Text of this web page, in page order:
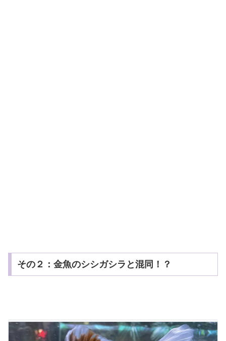
その２：金魚のシシガシラと混同！？